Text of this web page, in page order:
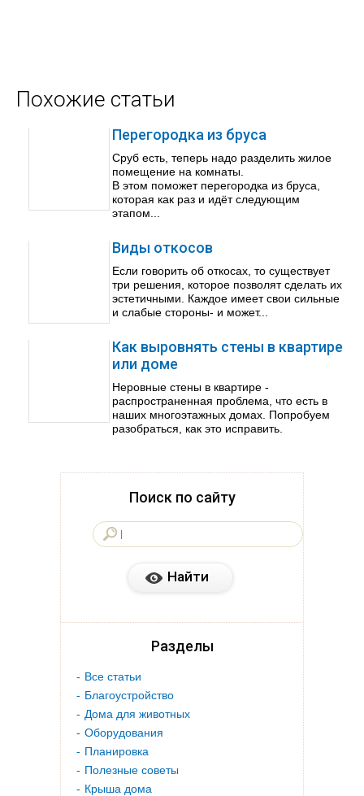
Похожие статьи
Перегородка из бруса
Сруб есть, теперь надо разделить жилое
помещение на комнаты.
В этом поможет перегородка из бруса,
которая как раз и идёт следующим
этапом...
Виды откосов
Если говорить об откосах, то существует
три решения, которое позволят сделать их
эстетичными. Каждое имеет свои сильные
и слабые стороны- и может...
Как выровнять стены в квартире
или доме
Неровные стены в квартире -
распространенная проблема, что есть в
наших многоэтажных домах. Попробуем
разобраться, как это исправить.
Поиск по сайту
Разделы
Все статьи
Благоустройство
Дома для животных
Оборудования
Планировка
Полезные советы
Крыша дома